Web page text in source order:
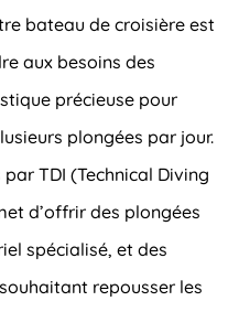
bateau de croisière est
aux besoins des
précieuse pour
plongées par jour.
TDI (Technical Diving
d’offrir des plongées
spécialisé, et des
repousser les